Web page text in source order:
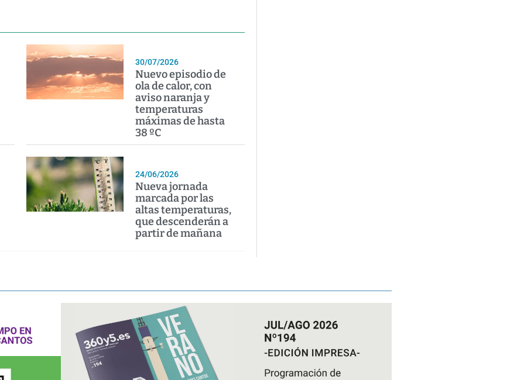
30/07/2026
Nuevo episodio de
ola de calor, con
aviso naranja y
temperaturas
máximas de hasta
38 ºC
24/06/2026
Nueva jornada
marcada por las
altas temperaturas,
que descenderán a
partir de mañana